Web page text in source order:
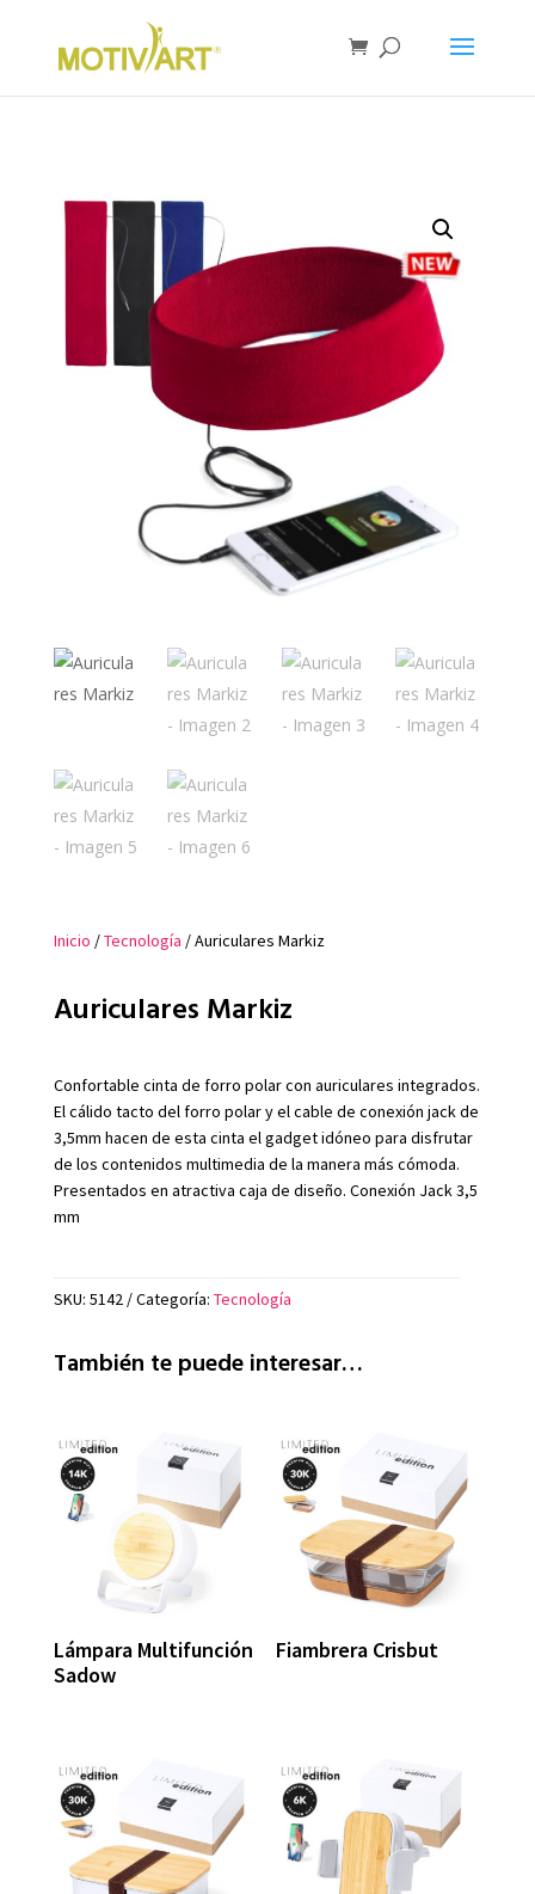
Inicio /Tecnología / Auriculares Markiz
Auriculares Markiz
Confortable cinta de forro polar con auriculares integrados.
El cálido tacto del forro polar y el cable de conexión jack de
3,5mm hacen de esta cinta el gadget idóneo para disfrutar
de los contenidos multimedia de la manera más cómoda.
Presentados en atractiva caja de diseño. Conexión Jack 3,5
mm
SKU: 5142 Categoría: Tecnología
También te puede interesar…
Lámpara Multifunción
Sadow
Fiambrera Crisbut